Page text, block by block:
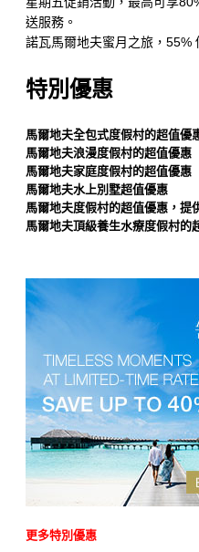
送服務。
諾瓦馬爾地夫蜜月之旅，55%
特別優惠
馬爾地夫全包式度假村的超值優
馬爾地夫浪漫度假村的超值優惠
馬爾地夫家庭度假村的超值優惠
馬爾地夫水上別墅超值優惠
馬爾地夫度假村的超值優惠，提
馬爾地夫頂級養生水療度假村的
更多特別優惠